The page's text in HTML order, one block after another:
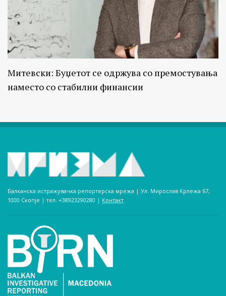
Митевски: Буџетот се одржува со премостувања
наместо со стабилни финансии
Балканска истражувачка репортерска мрежа | Ул. Мирослав Крлежа 67,
1000 Скопје | тел. +38923290280­ | Контакт